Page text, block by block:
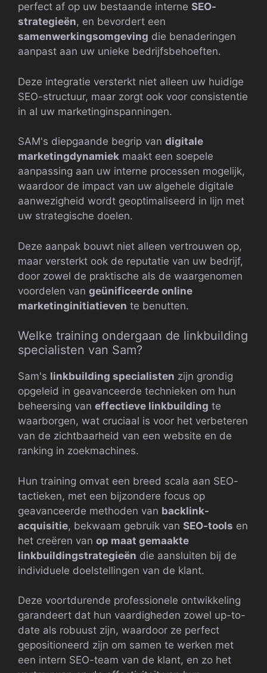
perfect af op uw bestaande interne SEO-
strategieën, en bevordert een
samenwerkingsomgeving die benaderingen
aanpast aan uw unieke bedrijfsbehoeften.
Deze integratie versterkt niet alleen uw huidige
SEO-structuur, maar zorgt ook voor consistentie
in al uw marketinginspanningen.
SAM's diepgaande begrip van digitale
marketingdynamiek maakt een soepele
aanpassing aan uw interne processen mogelijk,
waardoor de impact van uw algehele digitale
aanwezigheid wordt geoptimaliseerd in lijn met
uw strategische doelen.
Deze aanpak bouwt niet alleen vertrouwen op,
maar versterkt ook de reputatie van uw bedrijf,
door zowel de praktische als de waargenomen
voordelen van geünificeerde online
marketinginitiatieven te benutten.
Welke training ondergaan de linkbuilding
specialisten van Sam?
Sam's linkbuilding specialisten zijn grondig
opgeleid in geavanceerde technieken om hun
beheersing van effectieve linkbuilding te
waarborgen, wat cruciaal is voor het verbeteren
van de zichtbaarheid van een website en de
ranking in zoekmachines.
Hun training omvat een breed scala aan SEO-
tactieken, met een bijzondere focus op
geavanceerde methoden van backlink-
acquisitie, bekwaam gebruik van SEO-tools en
het creëren van op maat gemaakte
linkbuildingstrategieën die aansluiten bij de
individuele doelstellingen van de klant.
Deze voortdurende professionele ontwikkeling
garandeert dat hun vaardigheden zowel up-to-
date als robuust zijn, waardoor ze perfect
gepositioneerd zijn om samen te werken met
een intern SEO-team van de klant, en zo het